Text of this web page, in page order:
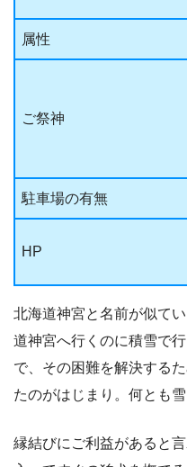
属性
ご祭神
駐車場の有無
HP
北海道神宮と名前が似て
道神宮へ行くのに積雪で
で、その困難を解決する
たのがはじまり。何とも雪
縁結びにご利益があると